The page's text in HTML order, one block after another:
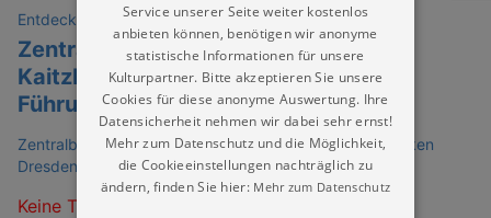
Entdeckungen
Zentralbibliothek: Frank Männig:
Kaitzbach, Schleusen und Latrinen -
Führung 2
Zentralbibliothek im Kulturpalast – Städtische Bibliotheken
Dresden
Keine Termine
Service unserer Seite weiter kostenlos
anbieten können, benötigen wir anonyme
statistische Informationen für unsere
Kulturpartner. Bitte akzeptieren Sie unsere
Cookies für diese anonyme Auswertung. Ihre
Datensicherheit nehmen wir dabei sehr ernst!
Mehr zum Datenschutz und die Möglichkeit,
die Cookieeinstellungen nachträglich zu
ändern, finden Sie hier: Mehr zum Datenschutz